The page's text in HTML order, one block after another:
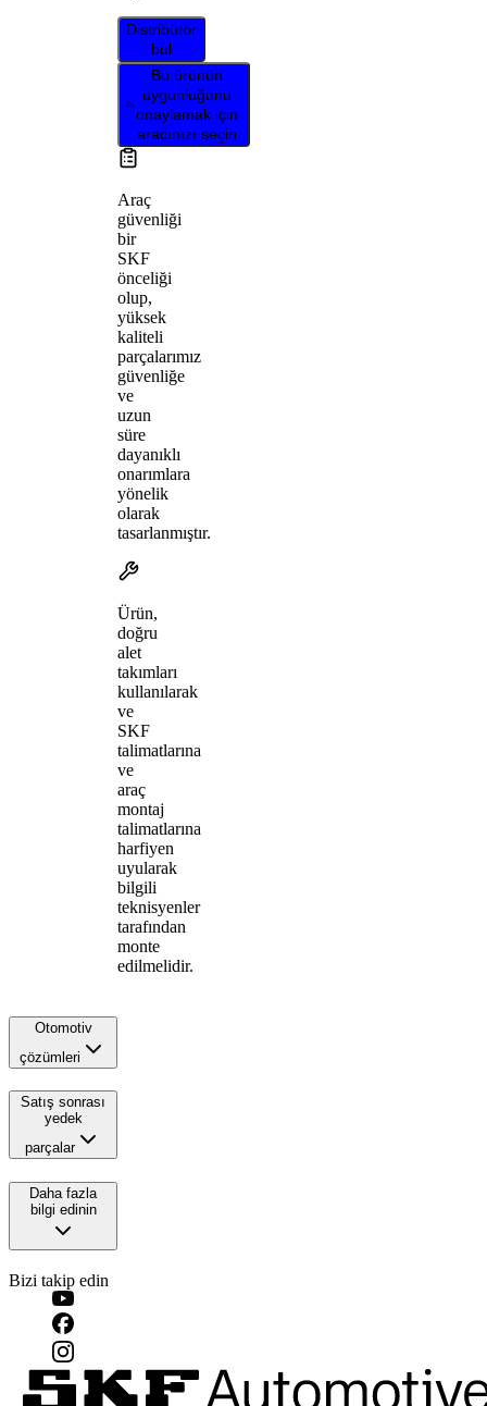
Distribütör
bul
Bu ürünün
uygunluğunu
onaylamak için
aracınızı seçin
Araç
güvenliği
bir
SKF
önceliği
olup,
yüksek
kaliteli
parçalarımız
güvenliğe
ve
uzun
süre
dayanıklı
onarımlara
yönelik
olarak
tasarlanmıştır.
Ürün,
doğru
alet
takımları
kullanılarak
ve
SKF
talimatlarına
ve
araç
montaj
talimatlarına
harfiyen
uyularak
bilgili
teknisyenler
tarafından
monte
edilmelidir.
Otomotiv
çözümleri
Satış sonrası
yedek
parçalar
Daha fazla
bilgi edinin
Bizi takip edin